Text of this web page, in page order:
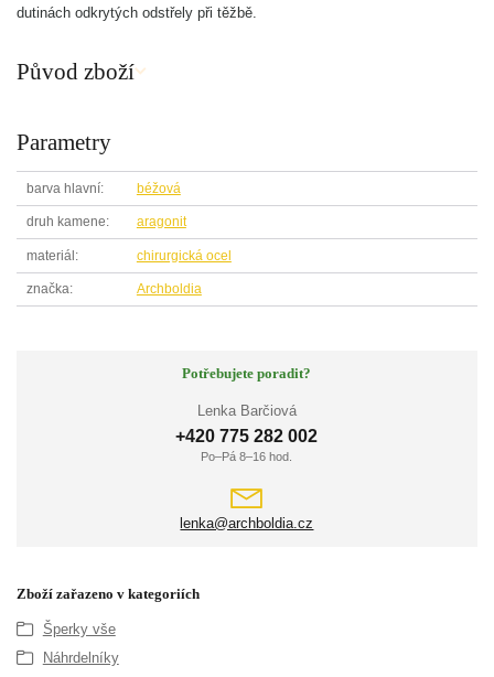
dutinách odkrytých odstřely při těžbě.
Původ zboží
Parametry
barva hlavní béžová
druh kamene aragonit
materiál chirurgická ocel
značka Archboldia
Potřebujete poradit?
Lenka Barčiová
+420 775 282 002
Po–Pá 8–16 hod.
lenka@archboldia.cz
Zboží zařazeno v kategoriích
Šperky vše
Náhrdelníky